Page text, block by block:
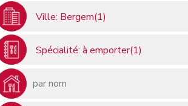
Ville: Bergem(1)
Spécialité: à emporter(1)